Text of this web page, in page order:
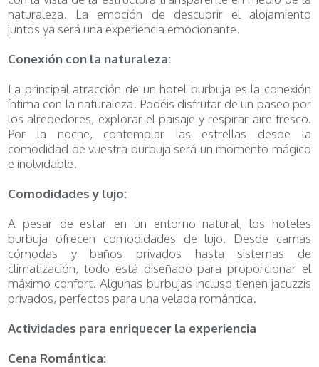
naturaleza. La emoción de descubrir el alojamiento
juntos ya será una experiencia emocionante.
Conexión con la naturaleza:
La principal atracción de un hotel burbuja es la conexión
íntima con la naturaleza. Podéis disfrutar de un paseo por
los alrededores, explorar el paisaje y respirar aire fresco.
Por la noche, contemplar las estrellas desde la
comodidad de vuestra burbuja será un momento mágico
e inolvidable.
Comodidades y lujo:
A pesar de estar en un entorno natural, los hoteles
burbuja ofrecen comodidades de lujo. Desde camas
cómodas y baños privados hasta sistemas de
climatización, todo está diseñado para proporcionar el
máximo confort. Algunas burbujas incluso tienen jacuzzis
privados, perfectos para una velada romántica.
Actividades para enriquecer la experiencia
Cena Romántica: